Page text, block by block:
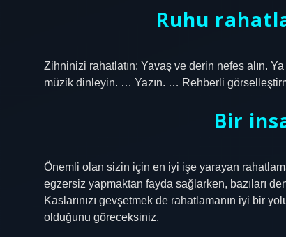
Ruhu
Zihninizi rahatlatın: Yavaş ve derin nefes alın.
müzik dinleyin. … Yazın. … Rehberli
Bir
Önemli olan sizin için en iyi işe yarayan
egzersiz yapmaktan fayda sağlarken, bazıları
Kaslarınızı gevşetmek de rahatlamanın iyi bir
olduğunu göreceksiniz.